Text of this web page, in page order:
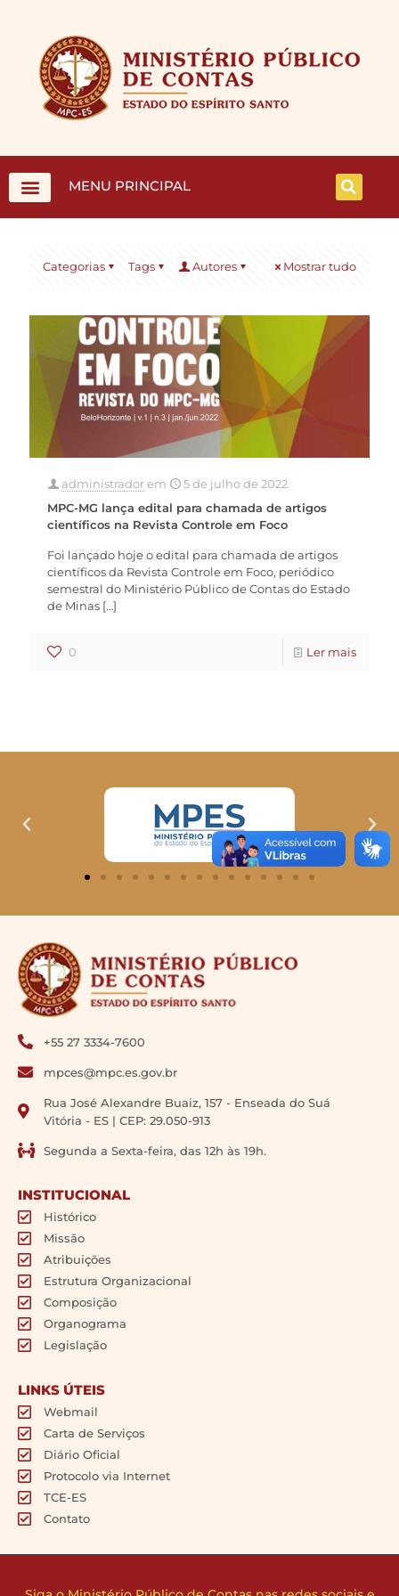
MENU PRINCIPAL
Categorias Tags Autores Mostrar tudo
administradorem
5 de julho de 2022
MPC-MG lança edital para chamada de artigos
científicos na Revista Controle em Foco
Foi lançado hoje o edital para chamada de artigos
científicos da Revista Controle em Foco, periódico
semestral do Ministério Público de Contas do Estado
de Minas […]
0 Ler mais
+55 27 3334-7600
mpces@mpc.es.gov.br
Rua José Alexandre Buaiz, 157 - Enseada do Suá
Vitória - ES | CEP: 29.050-913
Segunda a Sexta-feira, das 12h às 19h.
INSTITUCIONAL
Histórico
Missão
Atribuições
Estrutura Organizacional
Composição
Organograma
Legislação
LINKS ÚTEIS
Webmail
Carta de Serviços
Diário Oficial
Protocolo via Internet
TCE-ES
Contato